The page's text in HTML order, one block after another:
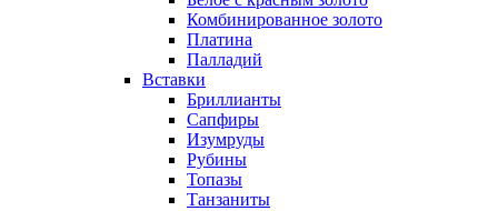
Комбинированное золото
Платина
Палладий
Вставки
Бриллианты
Сапфиры
Изумруды
Рубины
Топазы
Танзаниты